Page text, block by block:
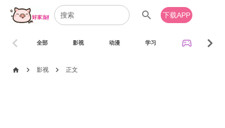
search 下载APP
全部 影视 动漫 学习 sports_esports
chevron_left chevron_right
home chevron_right 影视 chevron_right 正文